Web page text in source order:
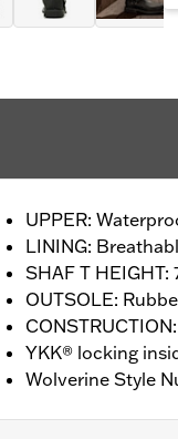
UPPER:
LINING:
SHAF T HEIGHT:
OUTSOLE:
YKK® locking
Wolverine Style